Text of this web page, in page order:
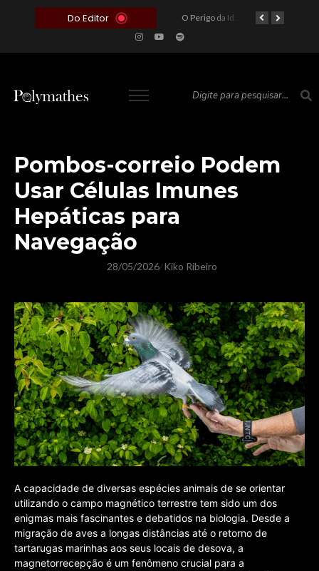
Do Editor A Roleta da Miséria: Quando a Devoção Cega Encontra o Link na Bio. A Queda do Brasileiro Pelas Mãos de Seus Influencers. O Perigo da Ideologia Desenfreada na Justiça: Quando a Pauta Política Substitui a Pena Criminal O Preço de um Escândalo: A Discrepância Entre o “Filme de Bolsonaro” e a Realidade do Cinema Mundial
Pombos-correio Podem
Usar Células Imunes
Hepáticas para
Navegação
28/05/2026/ Kiko Ribeiro
A capacidade de diversas espécies animais de se orientar
utilizando o campo magnético terrestre tem sido um dos
enigmas mais fascinantes e debatidos na biologia. Desde a
migração de aves a longas distâncias até o retorno de
tartarugas marinhas aos seus locais de desova, a
magnetorrecepção é um fenômeno crucial para a